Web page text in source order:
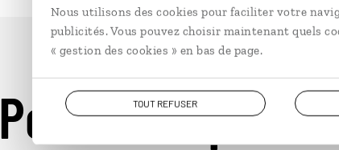
Nous utilisons des cookies pour faciliter votre
publicités. Vous pouvez choisir maintenant quels
« gestion des cookies » en bas de page.
TOUT REFUSER
Pour aller plus